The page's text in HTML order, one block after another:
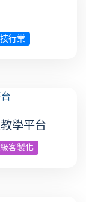
行業
學平台
客製化